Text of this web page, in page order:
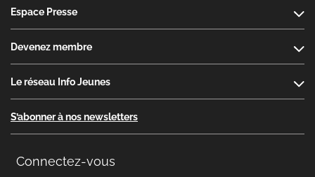
Espace Presse
Devenez membre
Le réseau Info Jeunes
S’abonner à nos newsletters
Connectez-vous